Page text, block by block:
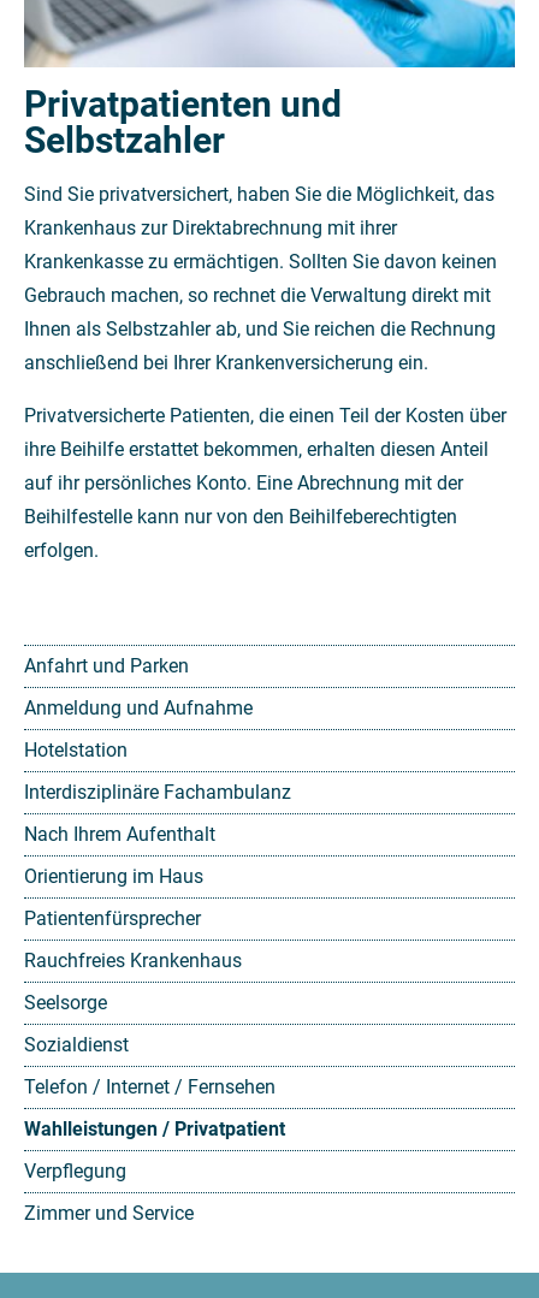
Anfahrt und Parken
Anmeldung und Aufnahme
Hotelstation
Interdisziplinäre Fachambulanz
Nach Ihrem Aufenthalt
Orientierung im Haus
Patientenfürsprecher
Rauchfreies Krankenhaus
Seelsorge
Sozialdienst
Telefon / Internet / Fernsehen
Wahlleistungen / Privatpatient
Verpflegung
Zimmer und Service
Privatpatienten und
Selbstzahler
Sind Sie privatversichert, haben Sie die Möglichkeit, das
Krankenhaus zur Direktabrechnung mit ihrer
Krankenkasse zu ermächtigen. Sollten Sie davon keinen
Gebrauch machen, so rechnet die Verwaltung direkt mit
Ihnen als Selbstzahler ab, und Sie reichen die Rechnung
anschließend bei Ihrer Krankenversicherung ein.
Privatversicherte Patienten, die einen Teil der Kosten über
ihre Beihilfe erstattet bekommen, erhalten diesen Anteil
auf ihr persönliches Konto. Eine Abrechnung mit der
Beihilfestelle kann nur von den Beihilfeberechtigten
erfolgen.